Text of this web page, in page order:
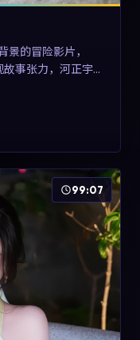
景的冒险影片，
事张力，河正宇、
面在战争余波中
风格与演员阵容的
99:07